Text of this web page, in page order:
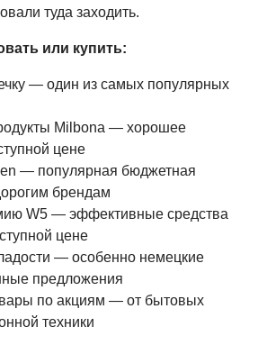
туда заходить.
или купить:
— один из самых популярных
Milbona — хорошее
цене
— популярная бюджетная
брендам
W5 — эффективные средства
цене
— особенно немецкие
предложения
по акциям — от бытовых
техники